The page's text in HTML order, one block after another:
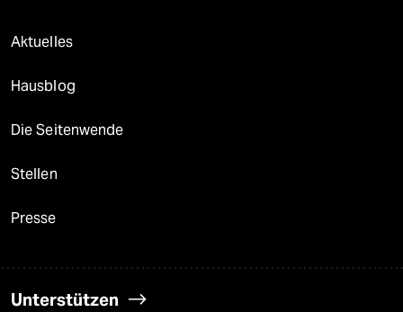
Aktuelles
Hausblog
Die Seitenwende
Stellen
Presse
Unterstützen